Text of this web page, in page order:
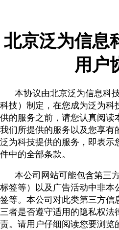
北京泛为信息
用户
本协议由北京泛为信息科
科技）制定，在您成为泛为科
供的服务之前，请您认真阅读
我们所提供的服务以及您享有
泛为科技提供的服务，即表示
件中的全部条款。
本公司网站可能包含第三方
标签等）以及广告活动中非本
签等。本公司对此类第三方信
三者是否遵守适用的隐私权法
责。请用户仔细阅读您要浏览